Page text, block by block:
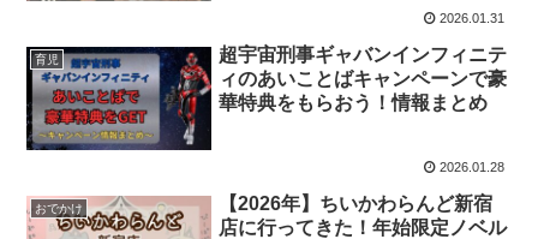
2026.01.31
育児
超宇宙刑事ギャバンインフィニテ
ィのあいことばキャンペーンで豪
華特典をもらおう！情報まとめ
2026.01.28
おでかけ
【2026年】ちいかわらんど新宿
店に行ってきた！年始限定ノベル